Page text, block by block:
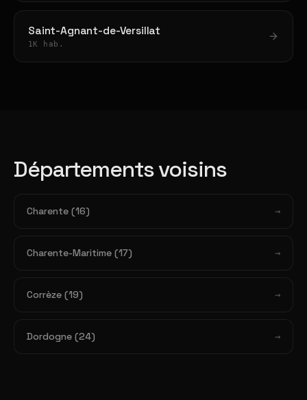
Saint-Agnant-de-Versillat
1K hab.
Départements voisins
Charente (16)
Charente-Maritime (17)
Corrèze (19)
Dordogne (24)